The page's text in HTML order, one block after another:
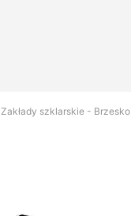
Zakłady szklarskie - Brzesko